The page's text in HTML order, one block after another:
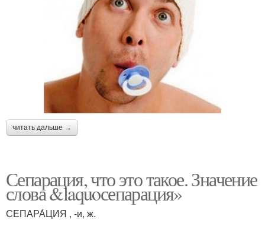
читать дальше →
Сепарация, что это такое. Значение
слова &laquoсепарация»
СЕПАРА́ЦИЯ , -и, ж.